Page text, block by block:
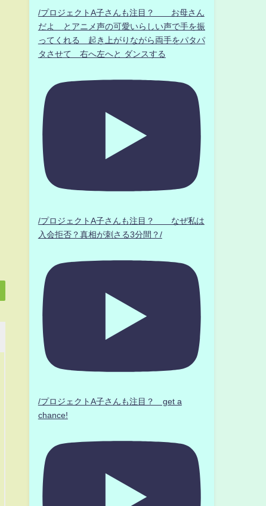
/プロジェクトA子さんも注目？ お母さん
だよ とアニメ声の可愛いらしい声で手を振
ってくれる 起き上がりながら両手をパタパ
タさせて 右へ左へと ダンスする
/プロジェクトA子さんも注目？ なぜ私は
入会拒否？真相が刺さる3分間？/
/プロジェクトA子さんも注目？ get a
chance!